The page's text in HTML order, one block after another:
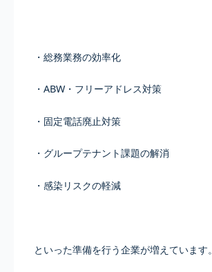
・総務業務の効率化
・ABW・フリーアドレス対策
・固定電話廃止対策
・グループテナント課題の解消
・感染リスクの軽減
といった準備を行う企業が増えています。